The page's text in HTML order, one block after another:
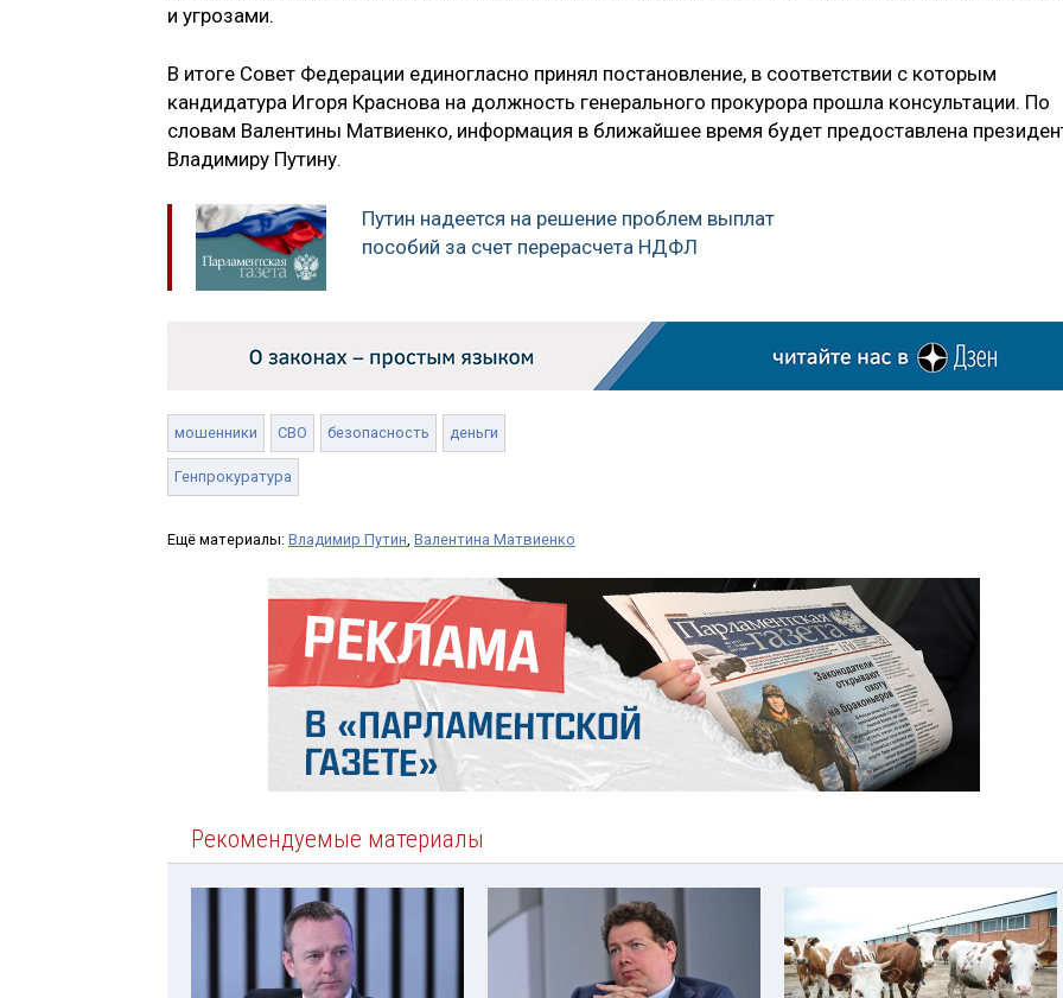
и угрозами.
В итоге Совет Федерации единогласно принял постановление, в соответствии с которым
кандидатура Игоря Краснова на должность генерального прокурора прошла консультации. По
словам Валентины Матвиенко, информация в ближайшее время будет предоставлена
Владимиру Путину.
Путин надеется на решение проблем выплат
пособий за счет перерасчета НДФЛ
мошенники СВО безопасность деньги
Генпрокуратура
Ещё материалы: Владимир Путин Валентина Матвиенко
Рекомендуемые материалы